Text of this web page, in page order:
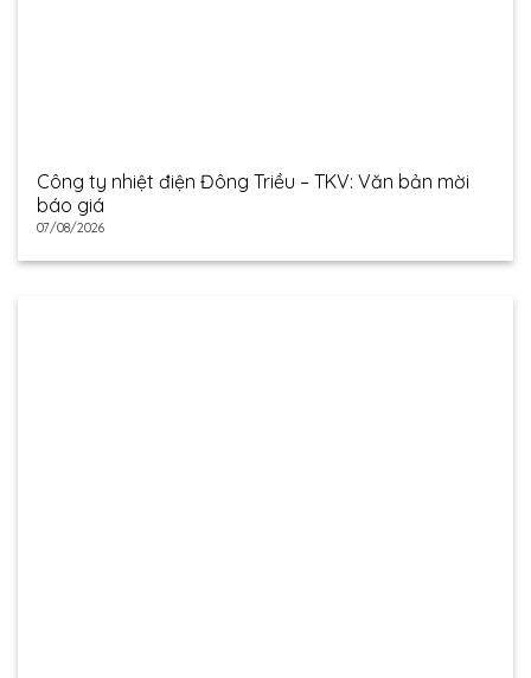
Công ty nhiệt điện Đông Triều – TKV: Văn bản mời
báo giá
07/08/2026